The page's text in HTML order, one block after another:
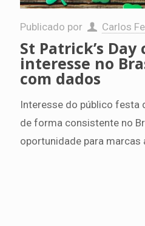
Publicado por Carlos
St Patrick’s Day
interesse no
com dados
Interesse do público festa
de forma consistente no
oportunidade para marcas